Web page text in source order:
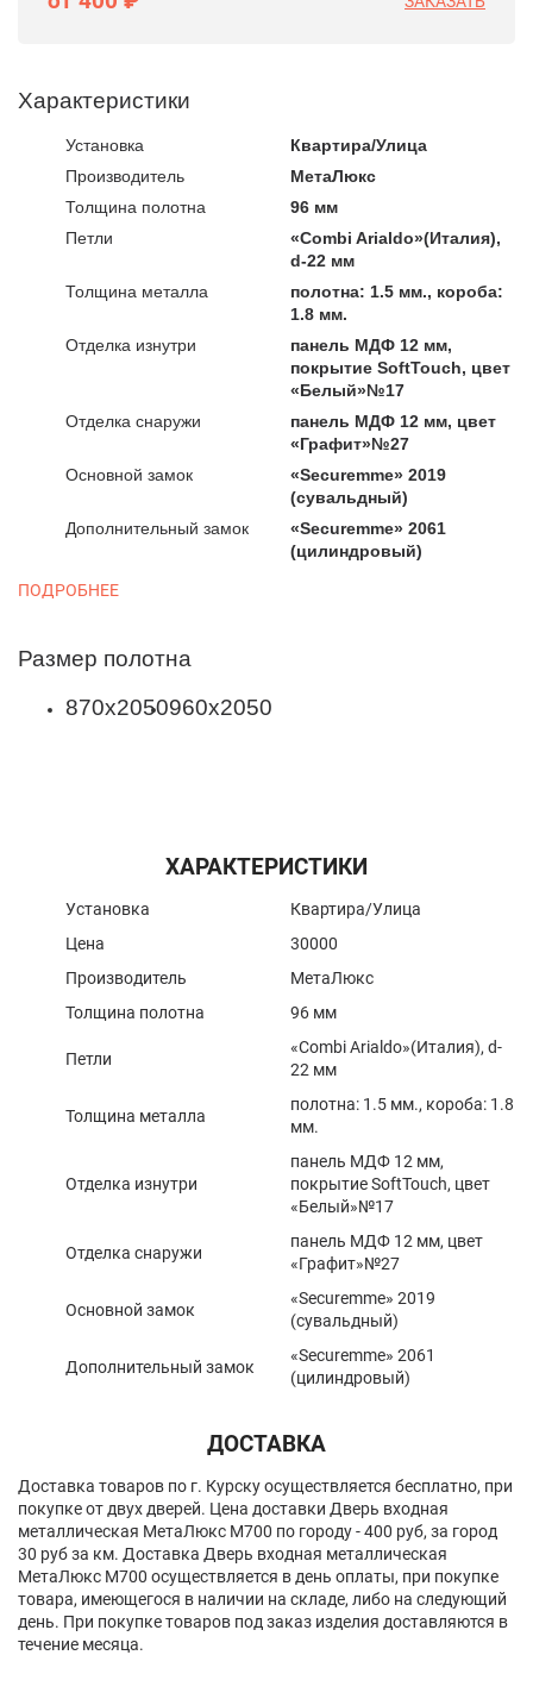
Характеристики
Установка
Квартира​/Улица
Производитель
МетаЛюкс
Толщина полотна
96 мм
Петли
«Combi Arialdo»(Италия),
d-22 мм
Толщина металла
полотна: 1.5 мм., короба:
1.8 мм.
Отделка изнутри
панель МДФ 12 мм,
покрытие SoftTouch, цвет
«Белый»№17
Отделка снаружи
панель МДФ 12 мм, цвет
«Графит»№27
Основной замок
«Securemme» 2019
(сувальдный)
Дополнительный замок
«Securemme» 2061
(цилиндровый)
ПОДРОБНЕЕ
Размер полотна
870х2050960х2050
ХАРАКТЕРИСТИКИ
Установка
Квартира​/Улица
Цена
30000
Производитель
МетаЛюкс
Толщина полотна
96 мм
Петли
«Combi Arialdo»(Италия), d-
22 мм
Толщина металла
полотна: 1.5 мм., короба: 1.8
мм.
Отделка изнутри
панель МДФ 12 мм,
покрытие SoftTouch, цвет
«Белый»№17
Отделка снаружи
панель МДФ 12 мм, цвет
«Графит»№27
Основной замок
«Securemme» 2019
(сувальдный)
Дополнительный замок
«Securemme» 2061
(цилиндровый)
ДОСТАВКА
Доставка товаров по г. Курску осуществляется бесплатно, при
покупке от двух дверей. Цена доставки Дверь входная
металлическая МетаЛюкс M700 по городу - 400 руб, за город
30 руб за км. Доставка Дверь входная металлическая
МетаЛюкс M700 осуществляется в день оплаты, при покупке
товара, имеющегося в наличии на складе, либо на следующий
день. При покупке товаров под заказ изделия доставляются в
течение месяца.